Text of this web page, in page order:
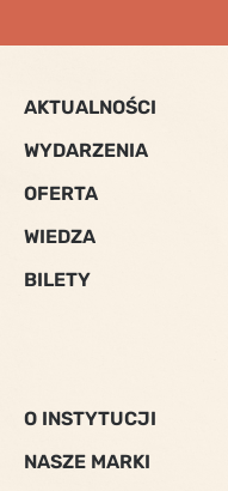
AKTUALNOŚCI
WYDARZENIA
OFERTA
WIEDZA
BILETY
O INSTYTUCJI
NASZE MARKI